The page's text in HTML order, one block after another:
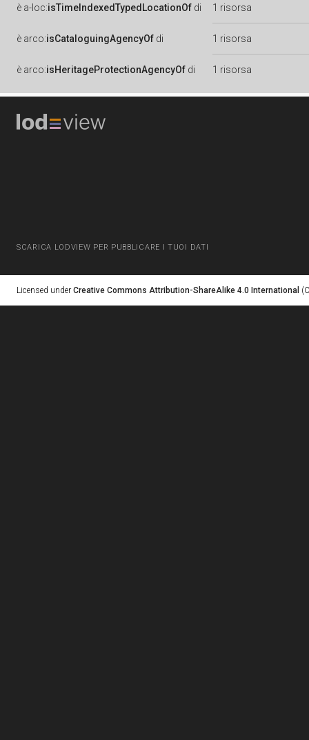
è a-loc:isTimeIndexedTypedLocationOf di 1 risorsa
è arco:isCataloguingAgencyOf di 1 risorsa
è arco:isHeritageProtectionAgencyOf di 1 risorsa
SCARICA LODVIEW PER PUBBLICARE I TUOI DATI
Licensed under Creative Commons Attribution-ShareAlike 4.0 International